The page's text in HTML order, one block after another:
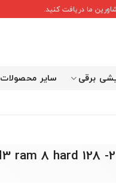
ما دریافت کنید.
برقی سایر محصولات